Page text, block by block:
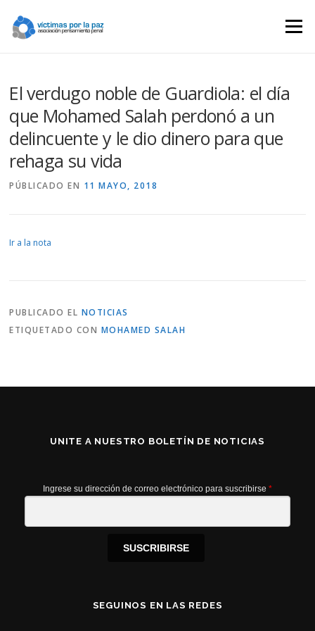
contenido
Menú
El verdugo noble de Guardiola: el día
que Mohamed Salah perdonó a un
delincuente y le dio dinero para que
rehaga su vida
PÚBLICADO EN 11 MAYO, 2018
Ir a la nota
PUBLICADO EL NOTICIAS
ETIQUETADO CON MOHAMED SALAH
UNITE A NUESTRO BOLETÍN DE NOTICIAS
Ingrese su dirección de correo electrónico para suscribirse *
SUSCRIBIRSE
SEGUINOS EN LAS REDES